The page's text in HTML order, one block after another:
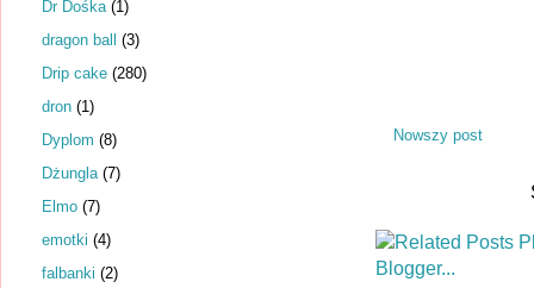
Nowszy post
Dr Dośka (1)
dragon ball (3)
Drip cake (280)
dron (1)
Dyplom (8)
Dżungla (7)
Elmo (7)
emotki (4)
falbanki (2)